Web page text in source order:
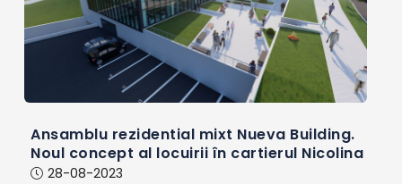
Ansamblu rezidential mixt Nueva Building.
Noul concept al locuirii în cartierul Nicolina
28-08-2023